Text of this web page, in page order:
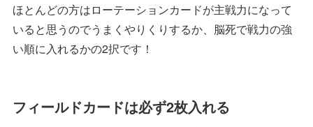
ほとんどの方はローテーションカードが主戦力になって
いると思うのでうまくやりくりするか、脳死で戦力の強
い順に入れるかの2択です！
フィールドカードは必ず2枚入れる